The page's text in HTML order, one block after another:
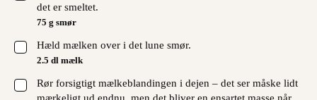
det er smeltet.
75 g smør
▢
Hæld mælken over i det lune smør.
2.5 dl mælk
▢
Rør forsigtigt mælkeblandingen i dejen – det ser måske lidt
mærkeligt ud endnu, men det bliver en ensartet masse når